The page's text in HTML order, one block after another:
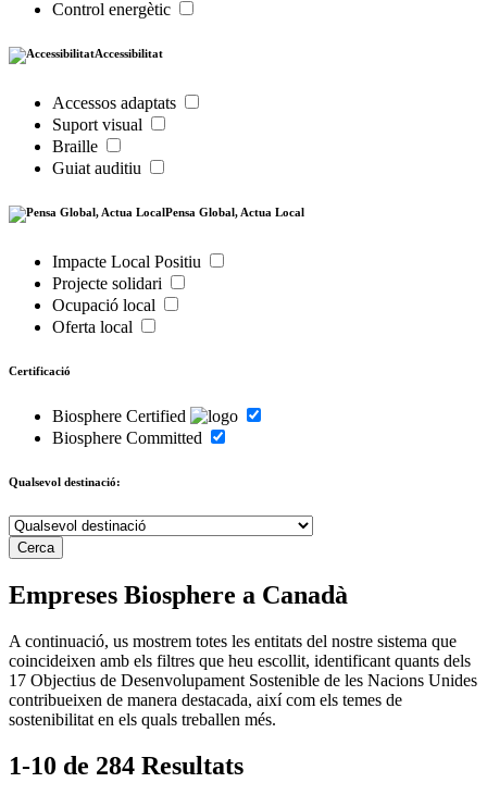
Control energètic
Accessibilitat
Accessos adaptats
Suport visual
Braille
Guiat auditiu
Pensa Global, Actua Local
Impacte Local Positiu
Projecte solidari
Ocupació local
Oferta local
Certificació
Biosphere Certified
Biosphere Committed
Qualsevol destinació:
Empreses Biosphere a Canadà
A continuació, us mostrem totes les entitats del nostre sistema que
coincideixen amb els filtres que heu escollit, identificant quants dels
17 Objectius de Desenvolupament Sostenible de les Nacions Unides
contribueixen de manera destacada, així com els temes de
sostenibilitat en els quals treballen més.
1-10 de 284 Resultats